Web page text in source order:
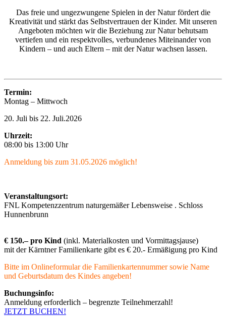
Das freie und ungezwungene Spielen in der Natur fördert die
Kreativität und stärkt das Selbstvertrauen der Kinder. Mit unseren
Angeboten möchten wir die Beziehung zur Natur behutsam
vertiefen und ein respektvolles, verbundenes Miteinander von
Kindern – und auch Eltern – mit der Natur wachsen lassen.
Termin:
Montag – Mittwoch
20. Juli bis 22. Juli.2026
Uhrzeit:
08:00 bis 13:00 Uhr
Anmeldung bis zum 31.05.2026 möglich!
Veranstaltungsort:
FNL Kompetenzzentrum naturgemäßer Lebensweise . Schloss
Hunnenbrunn
€ 150.– pro Kind (inkl. Materialkosten und Vormittagsjause)
mit der Kärntner Familienkarte gibt es € 20.- Ermäßigung pro Kind
Bitte im Onlineformular die Familienkartennummer sowie Name
und Geburtsdatum des Kindes angeben!
Buchungsinfo:
Anmeldung erforderlich – begrenzte Teilnehmerzahl!
JETZT BUCHEN!